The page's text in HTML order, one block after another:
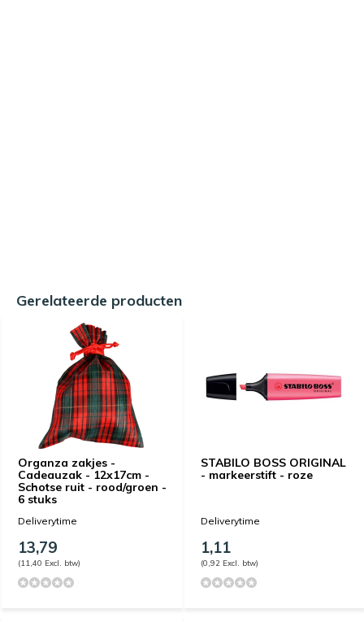
Gerelateerde producten
Organza zakjes -
Cadeauzak - 12x17cm -
Schotse ruit - rood/groen -
6 stuks
Deliverytime
13,79
(11,40 Excl. btw)
STABILO BOSS ORIGINAL
- markeerstift - roze
Deliverytime
1,11
(0,92 Excl. btw)